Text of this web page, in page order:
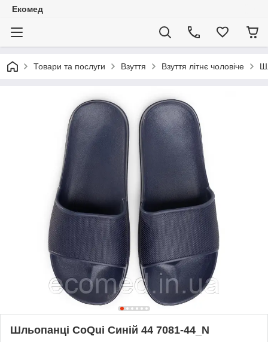
Екомед
Товари та послуги Взуття Взуття літнє чоловіче
Шльопанці CoQui Синій 44 7081-44_N